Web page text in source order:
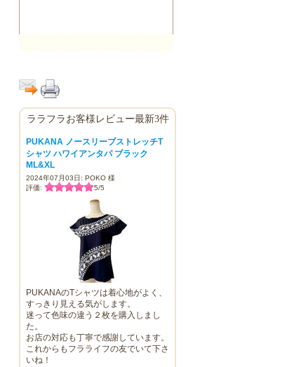
ララフラお客様レビュー最新3件
PUKANA ノースリーブストレッチT
シャツ ハワイアンタパ ブラック
ML&XL
2024年07月03日: POKO 様
評価:
5/5
PUKANAのTシャツは着心地がよく、
すっきり見える気がします。
迷って色味の違う２枚を購入しまし
た。
お店の対応も丁寧で感謝しています。
これからもフラライフの友でいて下さ
いね！